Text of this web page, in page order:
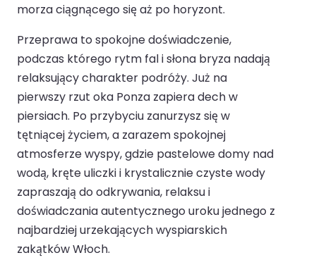
morza ciągnącego się aż po horyzont.
Przeprawa to spokojne doświadczenie,
podczas którego rytm fal i słona bryza nadają
relaksujący charakter podróży. Już na
pierwszy rzut oka Ponza zapiera dech w
piersiach. Po przybyciu zanurzysz się w
tętniącej życiem, a zarazem spokojnej
atmosferze wyspy, gdzie pastelowe domy nad
wodą, kręte uliczki i krystalicznie czyste wody
zapraszają do odkrywania, relaksu i
doświadczania autentycznego uroku jednego z
najbardziej urzekających wyspiarskich
zakątków Włoch.